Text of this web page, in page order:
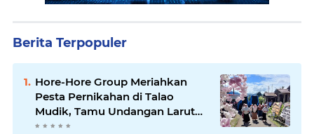
Berita Terpopuler
Hore-Hore Group Meriahkan
Pesta Pernikahan di Talao
Mudik, Tamu Undangan Larut
dalam Suasana Penuh